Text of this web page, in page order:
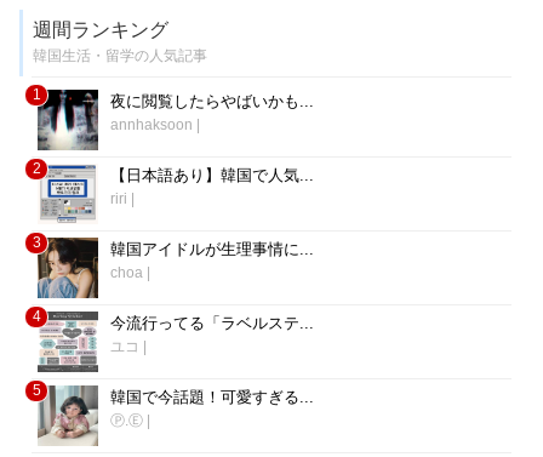
週間ランキング
韓国生活・留学の人気記事
1 夜に閲覧したらやばいかも...
annhaksoon
2 【日本語あり】韓国で人気...
riri
3 韓国アイドルが生理事情に...
choa
4 今流行ってる「ラベルステ...
ユコ
5 韓国で今話題！可愛すぎる...
Ⓟ.Ⓔ